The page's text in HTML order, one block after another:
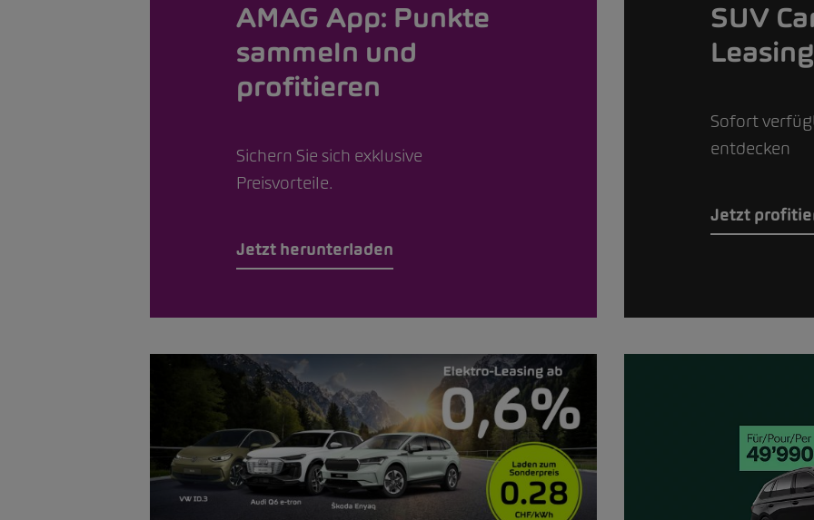
AMAG App: Punkte
sammeln und
profitieren
Sichern Sie sich exklusive
Preisvorteile.
Jetzt herunterladen
SUV
Leasing
Sofort
entdecken
Jetzt